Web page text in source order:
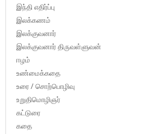
இந்தி எதிர்ப்பு
இலக்கணம்
இலக்குவனார்
இலக்குவனார் திருவள்ளுவன்
ஈழம்
உண்மைக்கதை
உரை / சொற்பொழிவு
உறுதிமொழிஞர்
கட்டுரை
கதை